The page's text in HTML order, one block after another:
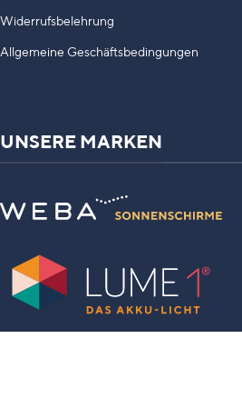
Widerrufsbelehrung
Allgemeine Geschäftsbedingungen
UNSERE MARKEN